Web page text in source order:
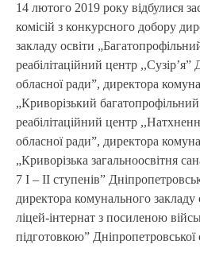
14 лютого 2019 року відбулися
комісій з конкурсного добору
закладу освіти
реабілітаційний центр ,,Сузір’я”
обласної ради”, директора
„Криворізький
реабілітаційний центр
обласної ради”, директора
„Криворізька загальноосвітня
7 І – ІІ ступенів”
директора комунального закладу
ліцей-інтернат з посиленою
підготовкою” Дніпропетровської